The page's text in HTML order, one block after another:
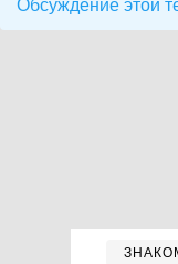
Обсуждение этой